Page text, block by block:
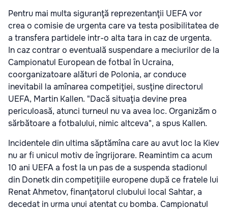
Pentru mai multa siguranţă reprezentanţii UEFA vor
crea o comisie de urgenta care va testa posibilitatea de
a transfera partidele intr-o alta tara in caz de urgenta.
In caz contrar o eventuală suspendare a meciurilor de la
Campionatul European de fotbal în Ucraina,
coorganizatoare alături de Polonia, ar conduce
inevitabil la amînarea competiţiei, susţine directorul
UEFA, Martin Kallen. "Dacă situaţia devine prea
periculoasă, atunci turneul nu va avea loc. Organizăm o
sărbătoare a fotbalului, nimic altceva", a spus Kallen.
Incidentele din ultima săptămîna care au avut loc la Kiev
nu ar fi unicul motiv de îngrijorare. Reamintim ca acum
10 ani UEFA a fost la un pas de a suspenda stadionul
din Donetk din competiţiile europene după ce fratele lui
Renat Ahmetov, finanţatorul clubului local Sahtar, a
decedat in urma unui atentat cu bomba. Campionatul